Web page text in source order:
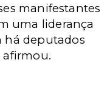
manifestantes
uma liderança
há deputados